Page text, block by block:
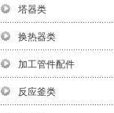
塔器类
换热器类
加工管件配件
反应釜类